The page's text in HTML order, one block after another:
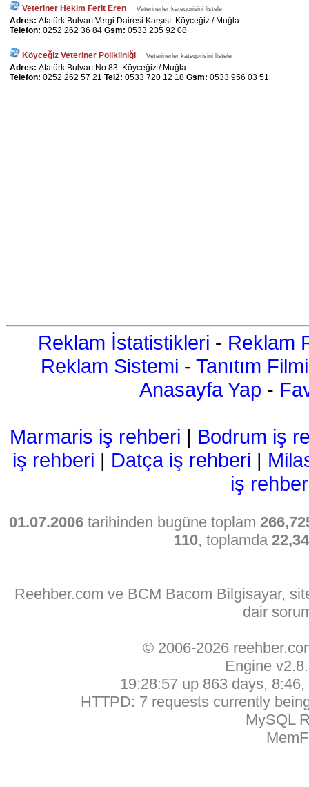
Veteriner Hekim Ferit Eren Veterinerler kategorisini listele
Adres: Atatürk Bulvarı Vergi Dairesi Karşısı Köyceğiz / Muğla
Telefon: 0252 262 36 84 Gsm: 0533 235 92 08
Köyceğiz Veteriner Polikliniği Veterinerler kategorisini listele
Adres: Atatürk Bulvarı No:83 Köyceğiz / Muğla
Telefon: 0252 262 57 21 Tel2: 0533 720 12 18 Gsm: 0533 956 03 51
Reklam İstatistikleri - Reklam
Reklam Sistemi - Tanıtım Filmi
Anasayfa Yap -
Marmaris iş rehberi | Bodrum iş
iş rehberi | Datça iş rehberi |
iş
01.07.2006tarihinden bugüne toplam
110, toplamda
Reehber.com ve BCM Bacom Bilgisayar,
dair
© 2006-2026
Engine
19:28:57 up 863 days,
HTTPD: 7 requests currently
MySQL